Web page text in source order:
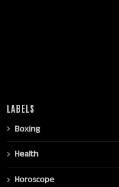
LABELS
Boxing
Health
Horoscope